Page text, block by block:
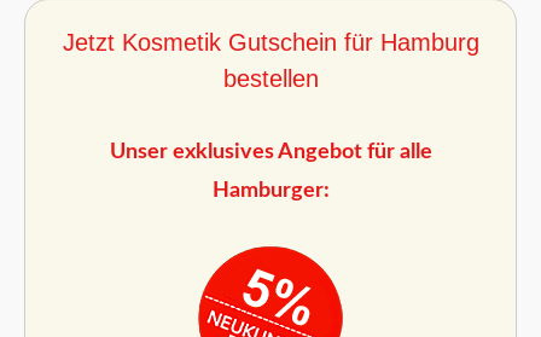
Jetzt Kosmetik Gutschein für Hamburg
bestellen
Unser exklusives Angebot für alle
Hamburger: